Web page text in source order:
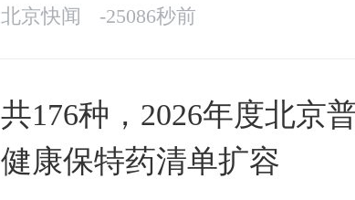
北京快闻 -25086秒前
共176种，2026年度北京
健康保特药清单扩容